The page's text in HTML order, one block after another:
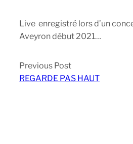
Live enregistré lors d’un
Aveyron début 2021…
Previous Post
REGARDE PAS HAUT